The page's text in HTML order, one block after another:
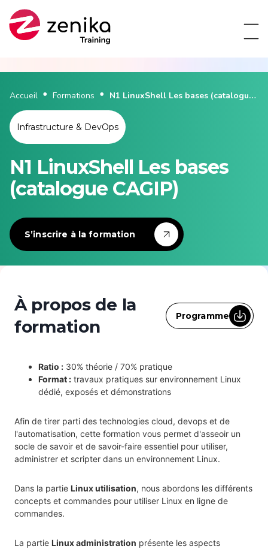
Accueil Formations
N1 LinuxShell Les bases (catalogue
CAGIP)
Infrastructure & DevOps
N1 LinuxShell Les bases
(catalogue CAGIP)
S’inscrire à la formation
À propos de la
formation
Programme
Ratio : 30% théorie / 70% pratique
Format : travaux pratiques sur environnement Linux
dédié, exposés et démonstrations
Afin de tirer parti des technologies cloud, devops et de
l'automatisation, cette formation vous permet d'asseoir un
socle de savoir et de savoir-faire essentiel pour utiliser,
administrer et scripter dans un environnement Linux.
Dans la partie Linux utilisation, nous abordons les différents
concepts et commandes pour utiliser Linux en ligne de
commandes.
La partie Linux administration présente les aspects